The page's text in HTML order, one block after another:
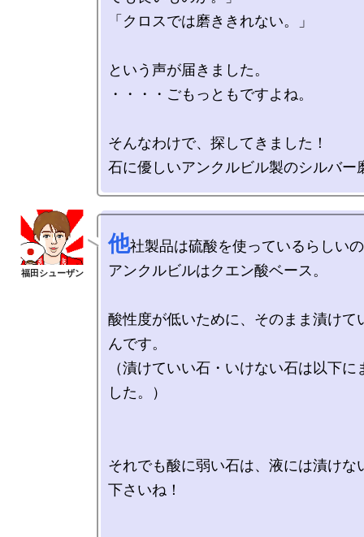
「クロスでは磨ききれない。」
という声が届きました。
・・・・ごもっともですよね。
そんなわけで、探してきました！
他社製品は硫酸を使っているらしい
アンクルビルはクエン酸ベース。
酸性度が低いために、そのまま漬けて
んです。
（漬けていい石・いけない石は以下に
した。）
それでも酸に弱い石は、液には漬けな
下さいね！